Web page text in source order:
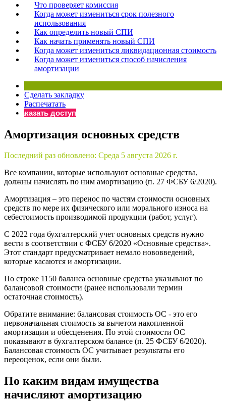
Что проверяет комиссия
Когда может измениться срок полезного
использования
Как определить новый СПИ
Как начать применять новый СПИ
Когда может измениться ликвидационная стоимость
Когда может измениться способ начисления
амортизации
Сделать закладку
Распечатать
Заказать доступ
Амортизация основных средств
Последний раз обновлено: Среда 5 августа 2026 г.
Все компании, которые используют основные средства,
должны начислять по ним амортизацию (п. 27 ФСБУ 6/2020).
Амортизация – это перенос по частям стоимости основных
средств по мере их физического или морального износа на
себестоимость производимой продукции (работ, услуг).
С 2022 года бухгалтерский учет основных средств нужно
вести в соответствии с ФСБУ 6/2020 «Основные средства».
Этот стандарт предусматривает немало нововведений,
которые касаются и амортизации.
По строке 1150 баланса основные средства указывают по
балансовой стоимости (ранее использовали термин
остаточная стоимость).
Обратите внимание: балансовая стоимость ОС - это его
первоначальная стоимость за вычетом накопленной
амортизации и обесценения. По этой стоимости ОС
показывают в бухгалтерском балансе (п. 25 ФСБУ 6/2020).
Балансовая стоимость ОС учитывает результаты его
переоценок, если они были.
По каким видам имущества
начисляют амортизацию